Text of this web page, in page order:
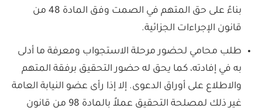
بناءً على حق المتهم في الصمت وفق المادة 48 من
قانون الإجراءات الجزائية.
طلب محامي لحضور مرحلة الاستجواب ومعرفة ما أدلى
به في إفادته، كما يحق له حضور التحقيق برفقة المتهم
والاطلاع على أوراق الدعوى. إلا إذا رأى عضو النيابة العامة
غير ذلك لمصلحة التحقيق عملاً بالمادة 98 من قانون